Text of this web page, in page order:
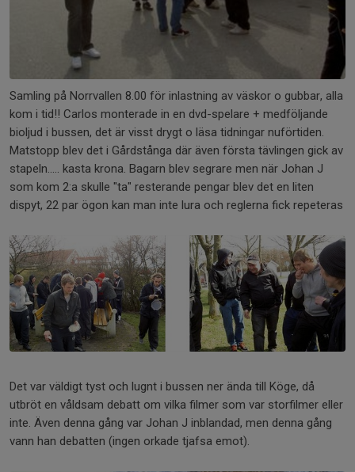
Samling på Norrvallen 8.00 för inlastning av väskor o gubbar, alla
kom i tid!! Carlos monterade in en dvd-spelare + medföljande
bioljud i bussen, det är visst drygt o läsa tidningar nuförtiden.
Matstopp blev det i Gårdstånga där även första tävlingen gick av
stapeln..... kasta krona. Bagarn blev segrare men när Johan J
som kom 2:a skulle "ta" resterande pengar blev det en liten
dispyt, 22 par ögon kan man inte lura och reglerna fick repeteras
Det var väldigt tyst och lugnt i bussen ner ända till Köge, då
utbröt en våldsam debatt om vilka filmer som var storfilmer eller
inte. Även denna gång var Johan J inblandad, men denna gång
vann han debatten (ingen orkade tjafsa emot).